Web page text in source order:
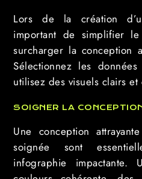
Lors de la création
important de simplifier
surcharger la conception
Sélectionnez les
utilisez des visuels clairs
SOIGNER LA
Une conception
soignée sont
infographie impactante.